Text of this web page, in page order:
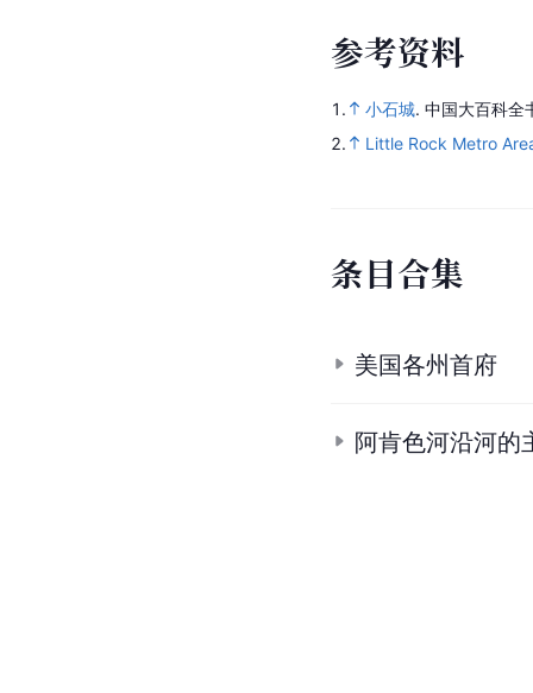
参考资料
1. 小石城. 中国大百科全
2.
Little Rock Metro
条目合集
美国各州首府
阿肯色河沿河的